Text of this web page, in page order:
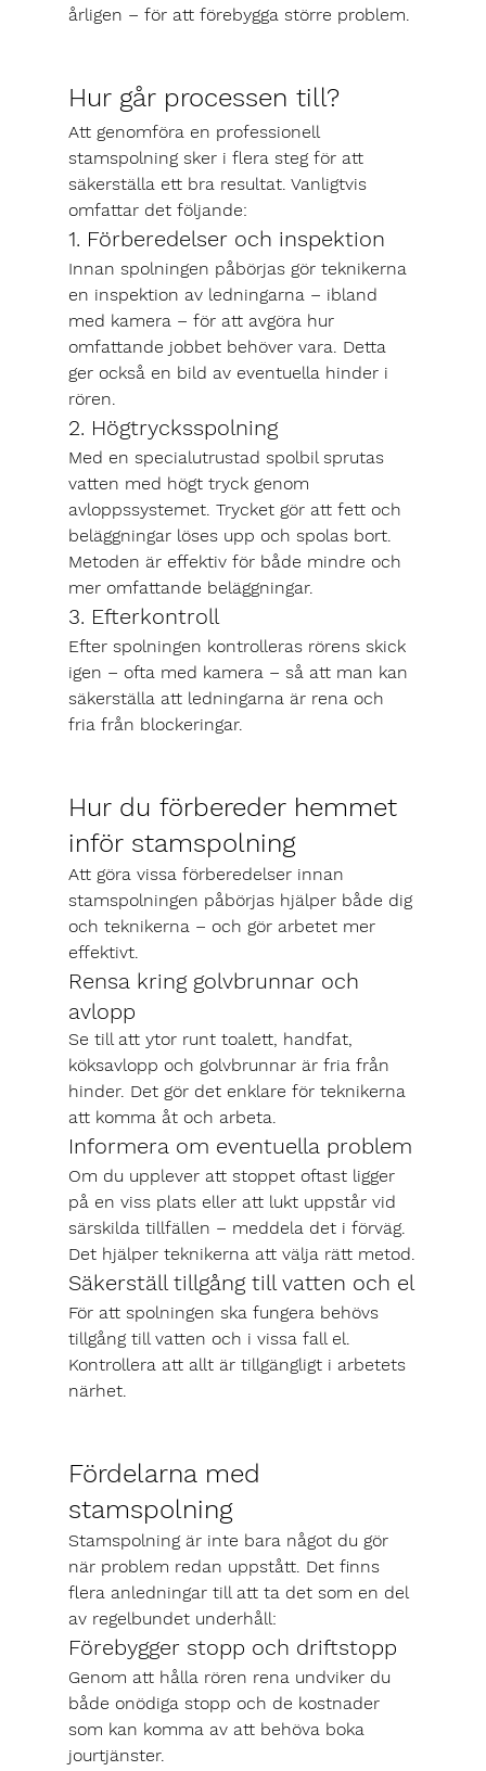
årligen – för att förebygga större problem.
Hur går processen till?
Att genomföra en professionell
stamspolning sker i flera steg för att
säkerställa ett bra resultat. Vanligtvis
omfattar det följande:
1. Förberedelser och inspektion
Innan spolningen påbörjas gör teknikerna
en inspektion av ledningarna – ibland
med kamera – för att avgöra hur
omfattande jobbet behöver vara. Detta
ger också en bild av eventuella hinder i
rören.
2. Högtrycksspolning
Med en specialutrustad spolbil sprutas
vatten med högt tryck genom
avloppssystemet. Trycket gör att fett och
beläggningar löses upp och spolas bort.
Metoden är effektiv för både mindre och
mer omfattande beläggningar.
3. Efterkontroll
Efter spolningen kontrolleras rörens skick
igen – ofta med kamera – så att man kan
säkerställa att ledningarna är rena och
fria från blockeringar.
Hur du förbereder hemmet
inför stamspolning
Att göra vissa förberedelser innan
stamspolningen påbörjas hjälper både dig
och teknikerna – och gör arbetet mer
effektivt.
Rensa kring golvbrunnar och
avlopp
Se till att ytor runt toalett, handfat,
köksavlopp och golvbrunnar är fria från
hinder. Det gör det enklare för teknikerna
att komma åt och arbeta.
Informera om eventuella problem
Om du upplever att stoppet oftast ligger
på en viss plats eller att lukt uppstår vid
särskilda tillfällen – meddela det i förväg.
Det hjälper teknikerna att välja rätt metod.
Säkerställ tillgång till vatten och el
För att spolningen ska fungera behövs
tillgång till vatten och i vissa fall el.
Kontrollera att allt är tillgängligt i arbetets
närhet.
Fördelarna med
stamspolning
Stamspolning är inte bara något du gör
när problem redan uppstått. Det finns
flera anledningar till att ta det som en del
av regelbundet underhåll:
Förebygger stopp och driftstopp
Genom att hålla rören rena undviker du
både onödiga stopp och de kostnader
som kan komma av att behöva boka
jourtjänster.